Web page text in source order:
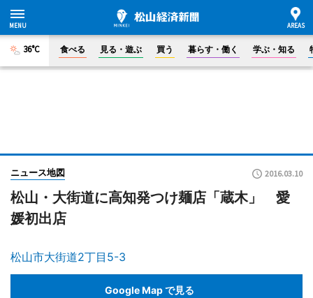
36°C 食べる 見る・遊ぶ 買う 暮らす・働く 学ぶ・知る
ニュース地図 2016.03.10
松山・大街道に高知発つけ麺店「蔵木」 愛
媛初出店
松山市大街道2丁目5-3
Google Map で見る